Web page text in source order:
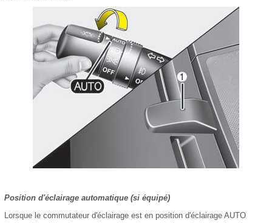
Position d'éclairage automatique (si équipé)
Lorsque le commutateur d'éclairage est en position d'éclairage AUTO